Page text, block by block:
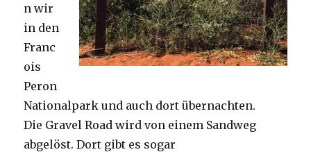
n wir
in den
Franc
ois
Peron
Nationalpark und auch dort übernachten.
Die Gravel Road wird von einem Sandweg
abgelöst. Dort gibt es sogar